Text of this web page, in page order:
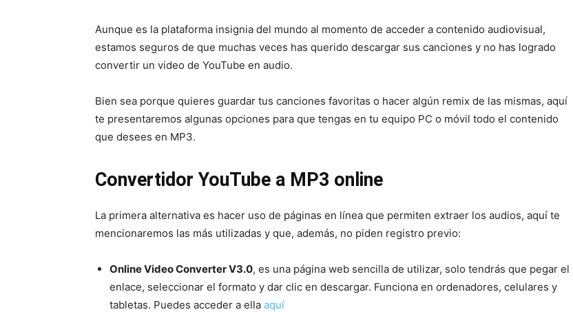
Aunque es la plataforma insignia del mundo al momento de acceder a contenido audiovisual,
estamos seguros de que muchas veces has querido descargar sus canciones y no has logrado
convertir un video de YouTube en audio.
Bien sea porque quieres guardar tus canciones favoritas o hacer algún remix de las mismas, aquí
te presentaremos algunas opciones para que tengas en tu equipo PC o móvil todo el contenido
que desees en MP3.
Convertidor YouTube a MP3 online
La primera alternativa es hacer uso de páginas en línea que permiten extraer los audios, aquí te
mencionaremos las más utilizadas y que, además, no piden registro previo:
Online Video Converter V3.0, es una página web sencilla de utilizar, solo tendrás que pegar el
enlace, seleccionar el formato y dar clic en descargar. Funciona en ordenadores, celulares y
tabletas. Puedes acceder a ella aquí